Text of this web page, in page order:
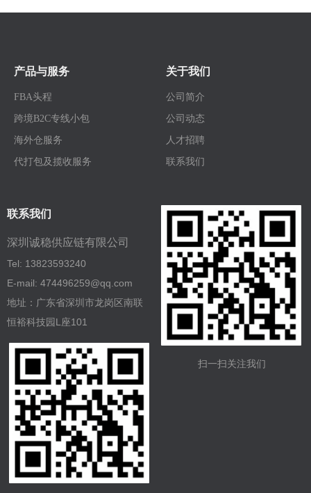
产品与服务
FBA头程
跨境B2C专线小包
海外仓服务
代打包及揽收服务
联系我们
深圳诚稳供应链有限公司
Tel: 13823593240
E-mail: 474496259@qq.com
地址：广东省深圳市龙岗区南联
恒裕科技园L座101
关于我们
公司简介
公司动态
人才招聘
联系我们
扫一扫关注我们